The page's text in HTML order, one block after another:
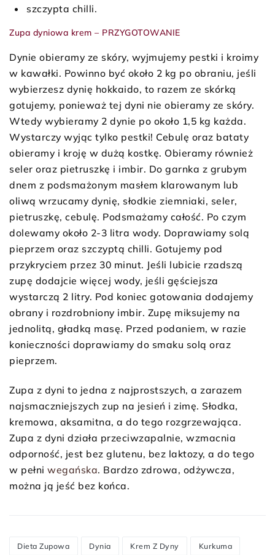
szczypta chilli.
Zupa dyniowa krem – PRZYGOTOWANIE
Dynie obieramy ze skóry, wyjmujemy pestki i kroimy
w kawałki. Powinno być około 2 kg po obraniu, jeśli
wybierzesz dynię hokkaido, to razem ze skórką
gotujemy, ponieważ tej dyni nie obieramy ze skóry.
Wtedy wybieramy 2 dynie po około 1,5 kg każda.
Wystarczy wyjąc tylko pestki! Cebulę oraz bataty
obieramy i kroję w dużą kostkę. Obieramy również
seler oraz pietruszkę i imbir. Do garnka z grubym
dnem z podsmażonym masłem klarowanym lub
oliwą wrzucamy dynię, słodkie ziemniaki, seler,
pietruszkę, cebulę. Podsmażamy całość. Po czym
dolewamy około 2-3 litra wody. Doprawiamy solą
pieprzem oraz szczyptą chilli. Gotujemy pod
przykryciem przez 30 minut. Jeśli lubicie rzadszą
zupę dodajcie więcej wody, jeśli gęściejsza
wystarczą 2 litry. Pod koniec gotowania dodajemy
obrany i rozdrobniony imbir. Zupę miksujemy na
jednolitą, gładką masę. Przed podaniem, w razie
konieczności doprawiamy do smaku solą oraz
pieprzem.
Zupa z dyni to jedna z najprostszych, a zarazem
najsmaczniejszych zup na jesień i zimę. Słodka,
kremowa, aksamitna, a do tego rozgrzewająca.
Zupa z dyni działa przeciwzapalnie, wzmacnia
odporność, jest bez glutenu, bez laktozy, a do tego
w pełni wegańska. Bardzo zdrowa, odżywcza,
można ją jeść bez końca.
Dieta Zupowa Dynia Krem Z Dyny Kurkuma